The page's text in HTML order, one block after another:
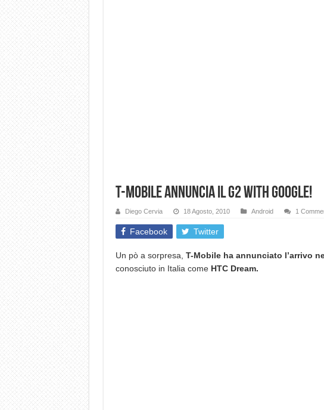
T-Mobile annuncia il G2 with Google!
Diego Cervia 18 Agosto, 2010 Android 1
Facebook Twitter
Un pò a sorpresa, T-Mobile ha annunciato l’arrivo
conosciuto in Italia come HTC Dream.